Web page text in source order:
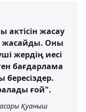
актісін жасау
жасайды. Оны
жердің иесі
бағдарлама
бересіздер.
ғой".
Қуаныш